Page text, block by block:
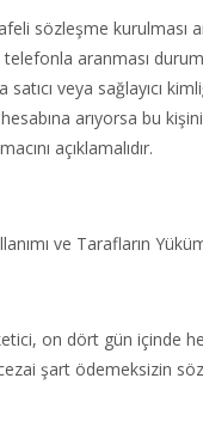
sözleşme kurulması
telefonla aranması
satıcı veya sağlayıcı
arıyorsa bu
açıklamalıdır.
ve Tarafların
on dört gün içinde
şart ödemeksizin